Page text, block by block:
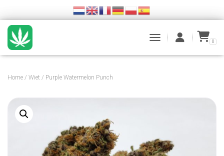
TOGGLE NAVIGATION0
Home / Wiet / Purple Watermelon Punch